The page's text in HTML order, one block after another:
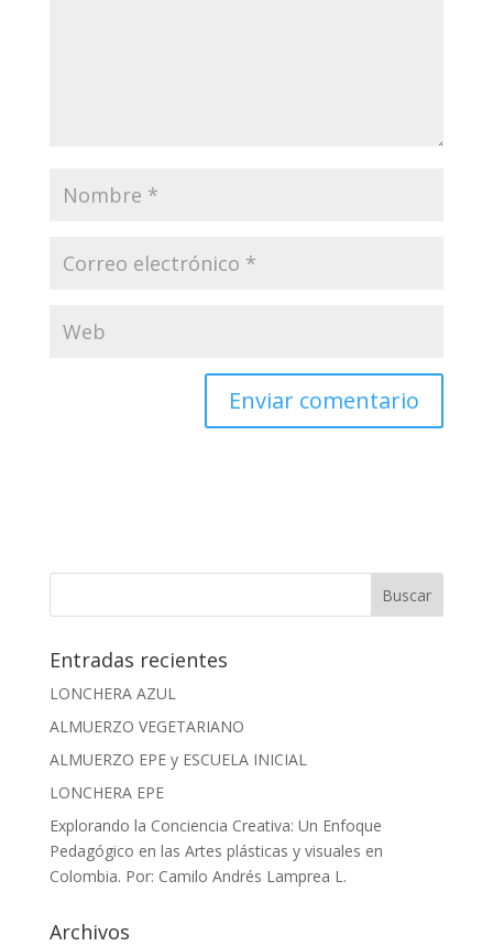
Entradas recientes
LONCHERA AZUL
ALMUERZO VEGETARIANO
ALMUERZO EPE y ESCUELA INICIAL
LONCHERA EPE
Explorando la Conciencia Creativa: Un Enfoque
Pedagógico en las Artes plásticas y visuales en
Colombia. Por: Camilo Andrés Lamprea L.
Archivos